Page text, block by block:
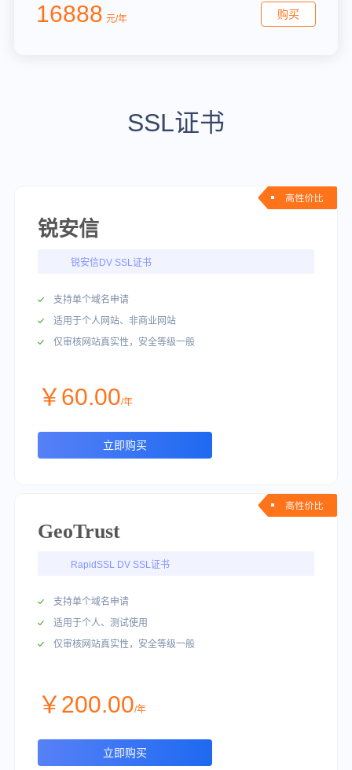
16888 元/年 购买
SSL证书
锐安信
锐安信DV SSL证书
支持单个域名申请
适用于个人网站、非商业网站
仅审核网站真实性，安全等级一般
￥60.00/年
立即购买
GeoTrust
RapidSSL DV SSL证书
支持单个域名申请
适用于个人、测试使用
仅审核网站真实性，安全等级一般
￥200.00/年
立即购买